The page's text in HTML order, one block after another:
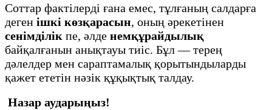
Соттар фактілерді ғана емес, тұлғаның салдарға
деген ішкі көзқарасын, оның әрекетінен
сенімділік пе, әлде немқұрайдылық
байқалғанын анықтауы тиіс. Бұл — терең
дәлелдер мен сараптамалық қорытындыларды
қажет ететін нәзік құқықтық талдау.
Назар аударыңыз!